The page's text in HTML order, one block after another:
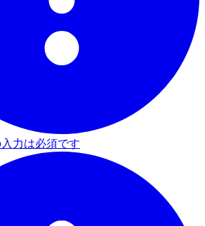
力は必須です